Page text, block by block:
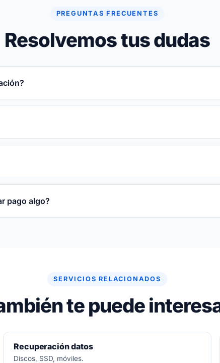
PREGUNTAS FRECUENTES
Resolvemos tus dudas
damos plazo cerrado tras el diagnóstico gratuito. Te
no. Si hay riesgo te avisamos antes y
la pieza reparada o sustituida y sobre la mano de
pago algo?
SERVICIOS RELACIONADOS
te puede
Recuperación datos
Discos, SSD, móviles.